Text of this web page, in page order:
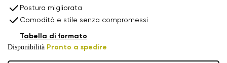
Postura migliorata
Comodità e stile senza compromessi
Disponibilità Pronto a spedire
Tabella di formato